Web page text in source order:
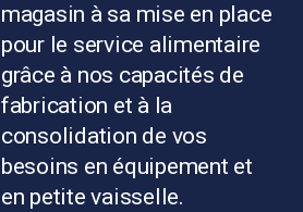
magasin à sa mise en place
pour le service alimentaire
grâce à nos capacités de
fabrication et à la
consolidation de vos
besoins en équipement et
en petite vaisselle.